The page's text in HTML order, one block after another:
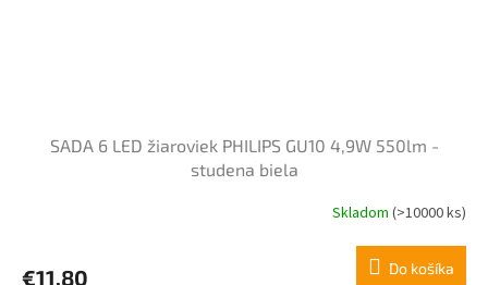
SADA 6 LED žiaroviek PHILIPS GU10 4,9W 550lm -
studena biela
Skladom (>10000 ks)
€11,80 Do košíka